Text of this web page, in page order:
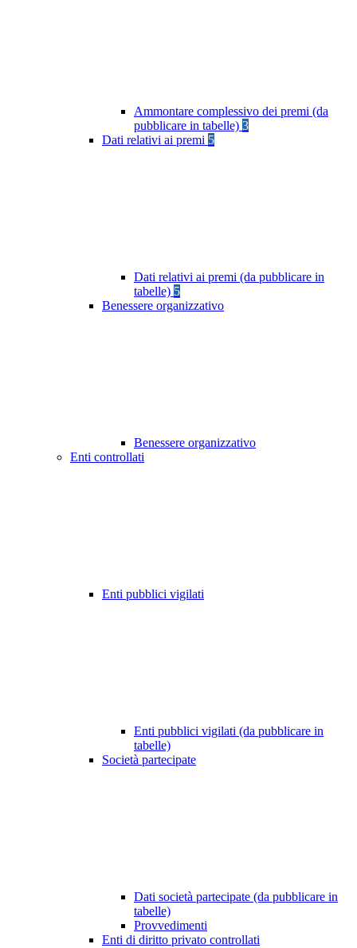
Ammontare complessivo dei premi (da
pubblicare in tabelle) 3
Dati relativi ai premi 5
Dati relativi ai premi (da pubblicare in
tabelle) 5
Benessere organizzativo
Benessere organizzativo
Enti controllati
Enti pubblici vigilati
Enti pubblici vigilati (da pubblicare in
tabelle)
Società partecipate
Dati società partecipate (da pubblicare in
tabelle)
Provvedimenti
Enti di diritto privato controllati